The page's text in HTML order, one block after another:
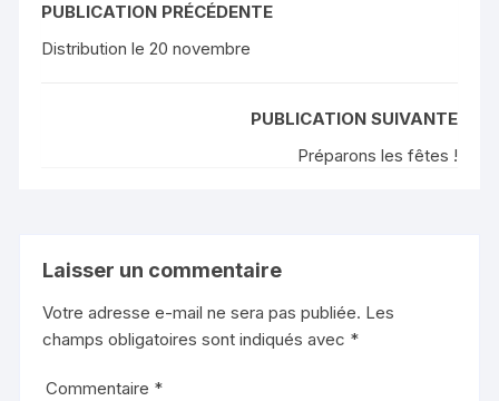
PUBLICATION PRÉCÉDENTE
Distribution le 20 novembre
PUBLICATION SUIVANTE
Préparons les fêtes !
Laisser un commentaire
Votre adresse e-mail ne sera pas publiée. Les
champs obligatoires sont indiqués avec *
Commentaire *